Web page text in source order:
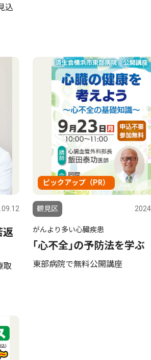
込
返
取
ピックアップ（PR）
鶴見区
がんより多い心臓疾患
｢心不全｣の予防法を学ぶ
東部病院で無料公開講座